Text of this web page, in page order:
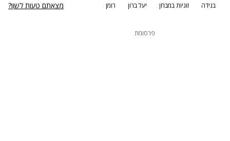
בגידה זוגיות במבחן יעל ברון רומן מצאתם טעות לשון?
פרסומת